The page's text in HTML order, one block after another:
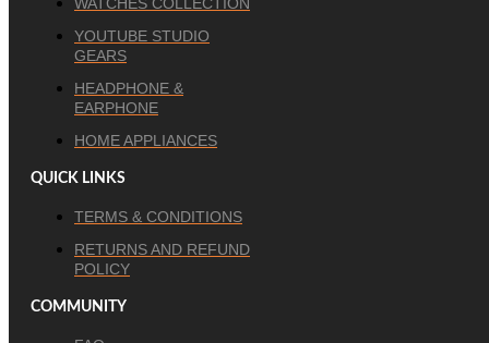
YOUTUBE STUDIO
GEARS
HEADPHONE &
EARPHONE
HOME APPLIANCES
QUICK LINKS
TERMS & CONDITIONS
RETURNS AND REFUND
POLICY
COMMUNITY